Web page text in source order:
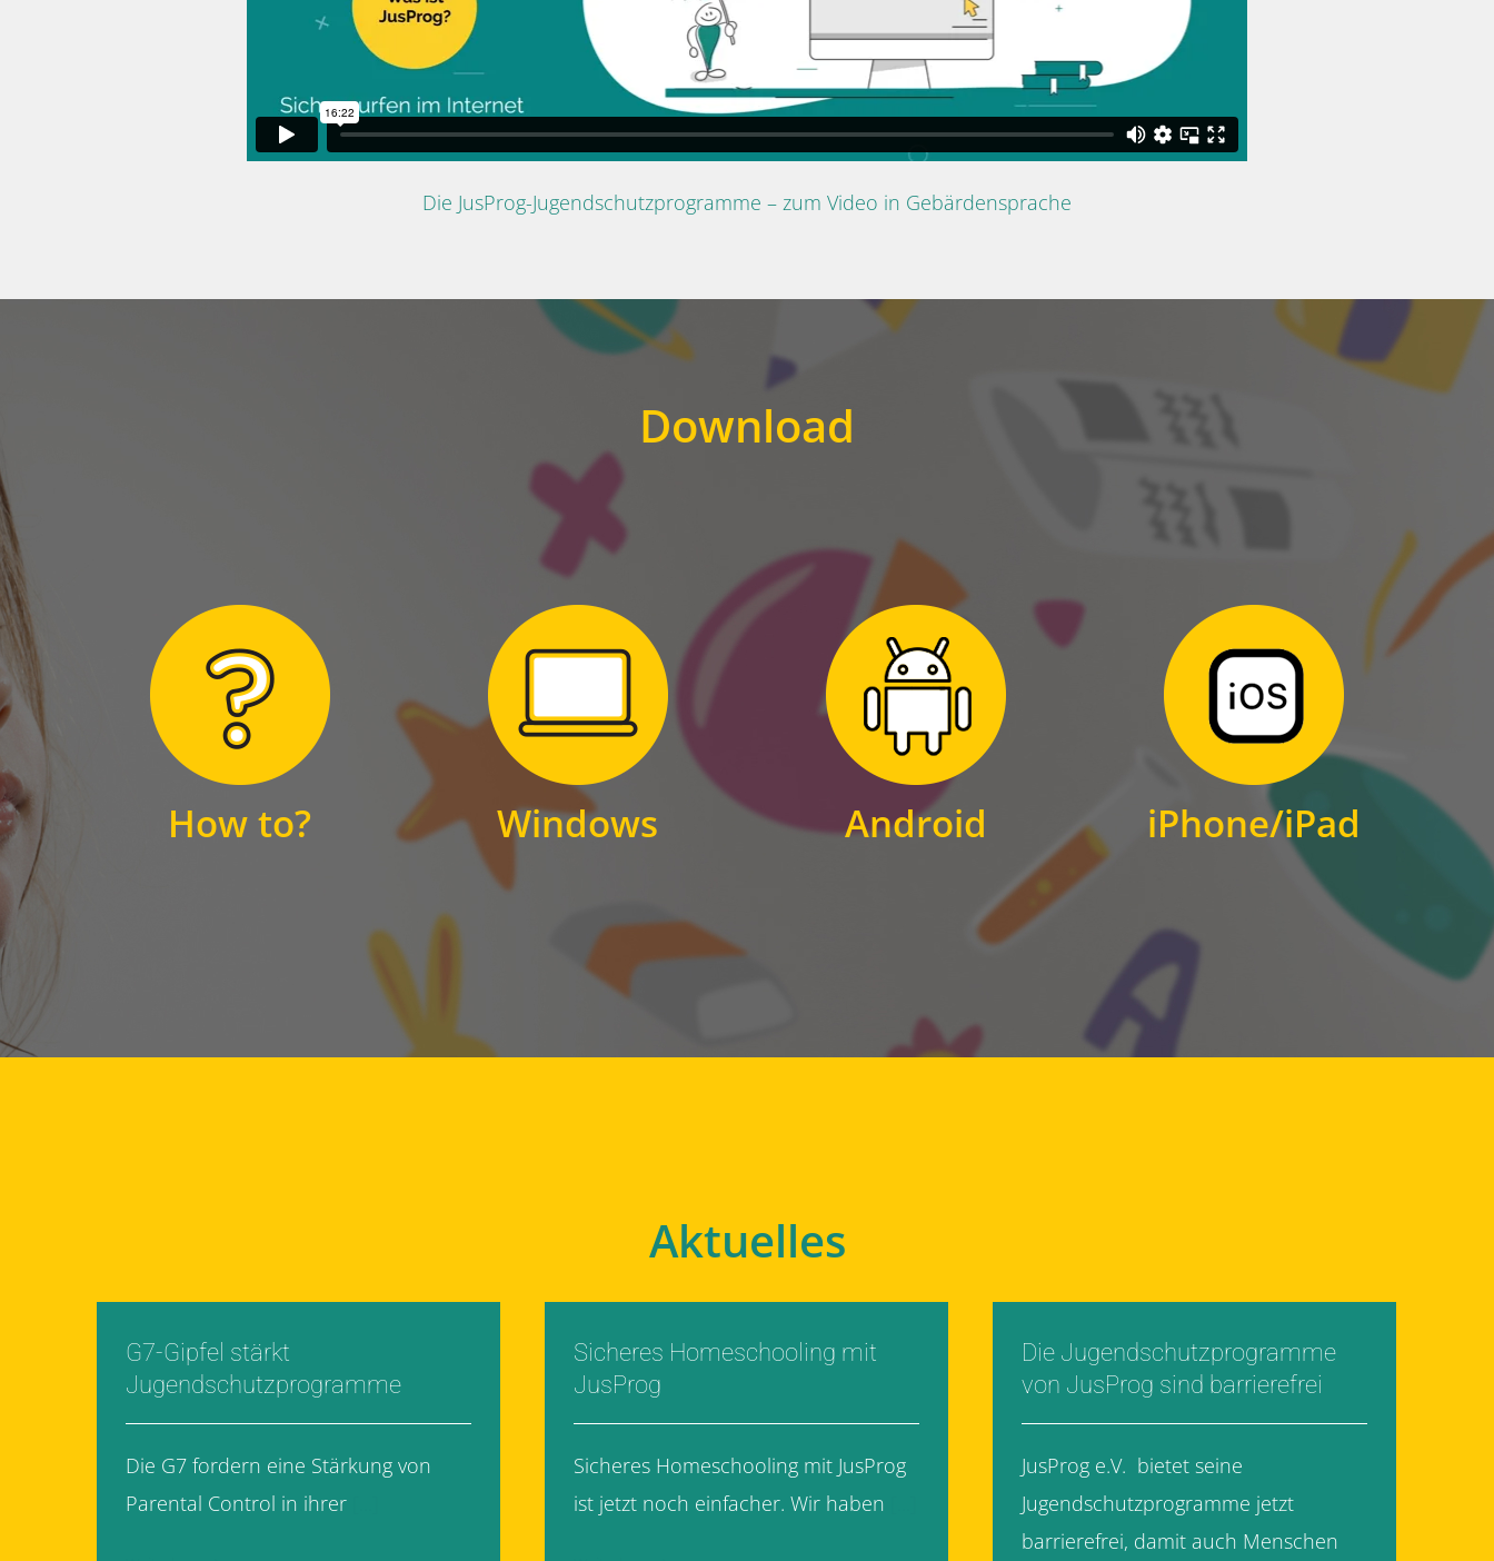
Die JusProg-Jugendschutzprogramme – zum Video in Gebärdensprache
Download
How to?
Hier finden Sie
Windows
Zum Download
für Windows
Android
Zum Download
für Android
iPhone/iPad
Zum Download
für iPhone und iPad
Aktuelles
G7-Gipfel stärkt
Jugendschutzprogramme
Die G7 fordern eine Stärkung von
Parental Control in ihrer
Sicheres Homeschooling mit
JusProg
Sicheres Homeschooling mit JusProg
ist jetzt noch einfacher. Wir haben
Die Jugendschutzprogramme
von JusProg sind barrierefrei
JusProg e.V. bietet seine
Jugendschutzprogramme jetzt
barrierefrei, damit auch Menschen